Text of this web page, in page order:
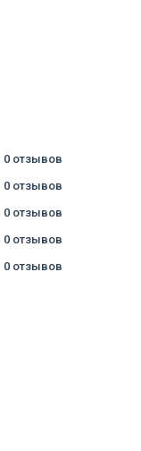
0 отзывов
0 отзывов
0 отзывов
0 отзывов
0 отзывов